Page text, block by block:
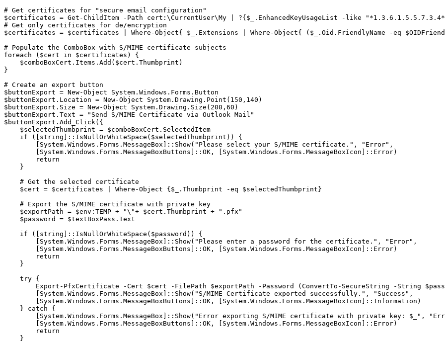
# Get certificates for "secure email configuration"
$certificates = Get-ChildItem -Path cert:\CurrentUser\My | ?{$_.EnhancedKeyUsageList -like
# Get only certificates for de/encryption
$certificates = $certificates | Where-Object{ $_.Extensions | Where-Object{ ($_.Oid.FriendlyName -eq
# Populate the ComboBox with S/MIME certificate subjects
foreach ($cert in $certificates) {
    $comboBoxCert.Items.Add($cert.Thumbprint)
}
# Create an export button
$buttonExport = New-Object System.Windows.Forms.Button
$buttonExport.Location = New-Object System.Drawing.Point(150,140)
$buttonExport.Size = New-Object System.Drawing.Size(200,60)
$buttonExport.Text = "Send S/MIME Certificate via Outlook Mail"
$buttonExport.Add_Click({
    $selectedThumbprint = $comboBoxCert.SelectedItem
    if ([string]::IsNullOrWhiteSpace($selectedThumbprint)) {
        [System.Windows.Forms.MessageBox]::Show("Please select your S/MIME certificate.", "Error",
        [System.Windows.Forms.MessageBoxButtons]::OK, [System.Windows.Forms.MessageBoxIcon]::Error)
        return
    }
    # Get the selected certificate
    $cert = $certificates | Where-Object {$_.Thumbprint -eq $selectedThumbprint}
    # Export the S/MIME certificate with private key
    $exportPath = $env:TEMP + "\"+ $cert.Thumbprint + ".pfx"
    $password = $textBoxPass.Text
    if ([string]::IsNullOrWhiteSpace($password)) {
        [System.Windows.Forms.MessageBox]::Show("Please enter a password for the certificate.", "Error",
        [System.Windows.Forms.MessageBoxButtons]::OK, [System.Windows.Forms.MessageBoxIcon]::Error)
        return
    }
    try {
Export-PfxCertificate -Cert $cert -FilePath $exportPath -Password (ConvertTo-SecureString -String
        [System.Windows.Forms.MessageBox]::Show("S/MIME Certificate exported successfully.", "Success",
        [System.Windows.Forms.MessageBoxButtons]::OK, [System.Windows.Forms.MessageBoxIcon]::Information)
    } catch {
[System.Windows.Forms.MessageBox]::Show("Error exporting S/MIME certificate with private key: $_",
        [System.Windows.Forms.MessageBoxButtons]::OK, [System.Windows.Forms.MessageBoxIcon]::Error)
        return
    }